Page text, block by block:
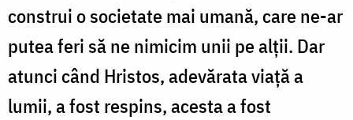
construi o societate mai umană, care ne-ar
putea feri să ne nimicim unii pe alții. Dar
atunci când Hristos, adevărata viață a
lumii, a fost respins, acesta a fost